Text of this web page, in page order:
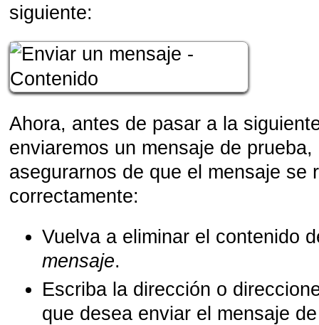
siguiente:
Ahora, antes de pasar a la
enviaremos un mensaje de prueba,
asegurarnos de que el mensaje se
correctamente:
Vuelva a eliminar el contenido
mensaje.
Escriba la dirección o
que desea enviar el mensaje